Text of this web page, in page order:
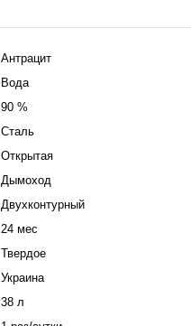
Антрацит
Вода
90 %
Сталь
Открытая
Дымоход
Двухконтурный
24 мес
Твердое
Украина
38 л